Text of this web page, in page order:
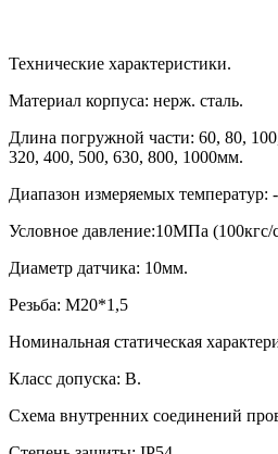
Технические характеристики.
Материал корпуса: нерж. сталь.
Длина погружной части: 60, 80,
320, 400, 500, 630, 800, 1000мм.
Диапазон измеряемых температур:
Условное давление:10МПа (100кгс/
Диаметр датчика: 10мм.
Резьба: М20*1,5
Номинальная статическая
Класс допуска: В.
Схема внутренних соединений